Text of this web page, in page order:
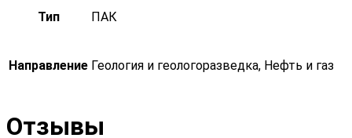
Тип ПАК
Направление Геология и геологоразведка, Нефть и газ
Отзывы